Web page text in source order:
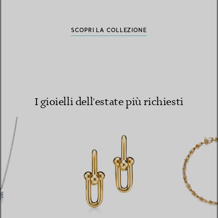
SCOPRI LA COLLEZIONE
SCOPRI LA COLLEZIONE
SCOPRI LA COLLEZIONE
SCOPRI LA COLLEZIONE
SCOPRI LA COLLEZIONE
SCOPRI LA COLLEZIONE
I gioielli dell'estate più richiesti